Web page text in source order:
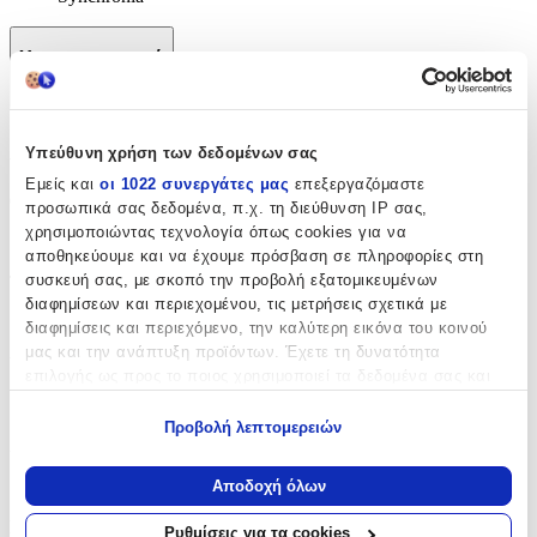
Υπεύθυνη χρήση των δεδομένων σας
Εμείς και οι 1022 συνεργάτες μας επεξεργαζόμαστε
προσωπικά σας δεδομένα, π.χ. τη διεύθυνση IP σας,
χρησιμοποιώντας τεχνολογία όπως cookies για να
αποθηκεύουμε και να έχουμε πρόσβαση σε πληροφορίες στη
συσκευή σας, με σκοπό την προβολή εξατομικευμένων
διαφημίσεων και περιεχομένου, τις μετρήσεις σχετικά με
διαφημίσεις και περιεχόμενο, την καλύτερη εικόνα του κοινού
μας και την ανάπτυξη προϊόντων. Έχετε τη δυνατότητα
Να συλλέξουμε πληροφορίες σχετικά με τη γεωγραφική
σας τοποθεσία, οι οποίες μπορεί να είναι ακριβείς σε
απόσταση μερικών μέτρων
Προβολή λεπτομερειών
Αποδοχή όλων
Ρυθμίσεις για τα cookies
Χαρακτηριστικά
Χαρακτηριστικά
Θέμα
Μηχανές
Τύπος:
Μπρελόκ
Υλικό :
Κατασκευαστής